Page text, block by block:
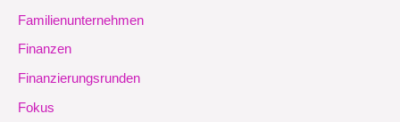
Familienunternehmen
Finanzen
Finanzierungsrunden
Fokus